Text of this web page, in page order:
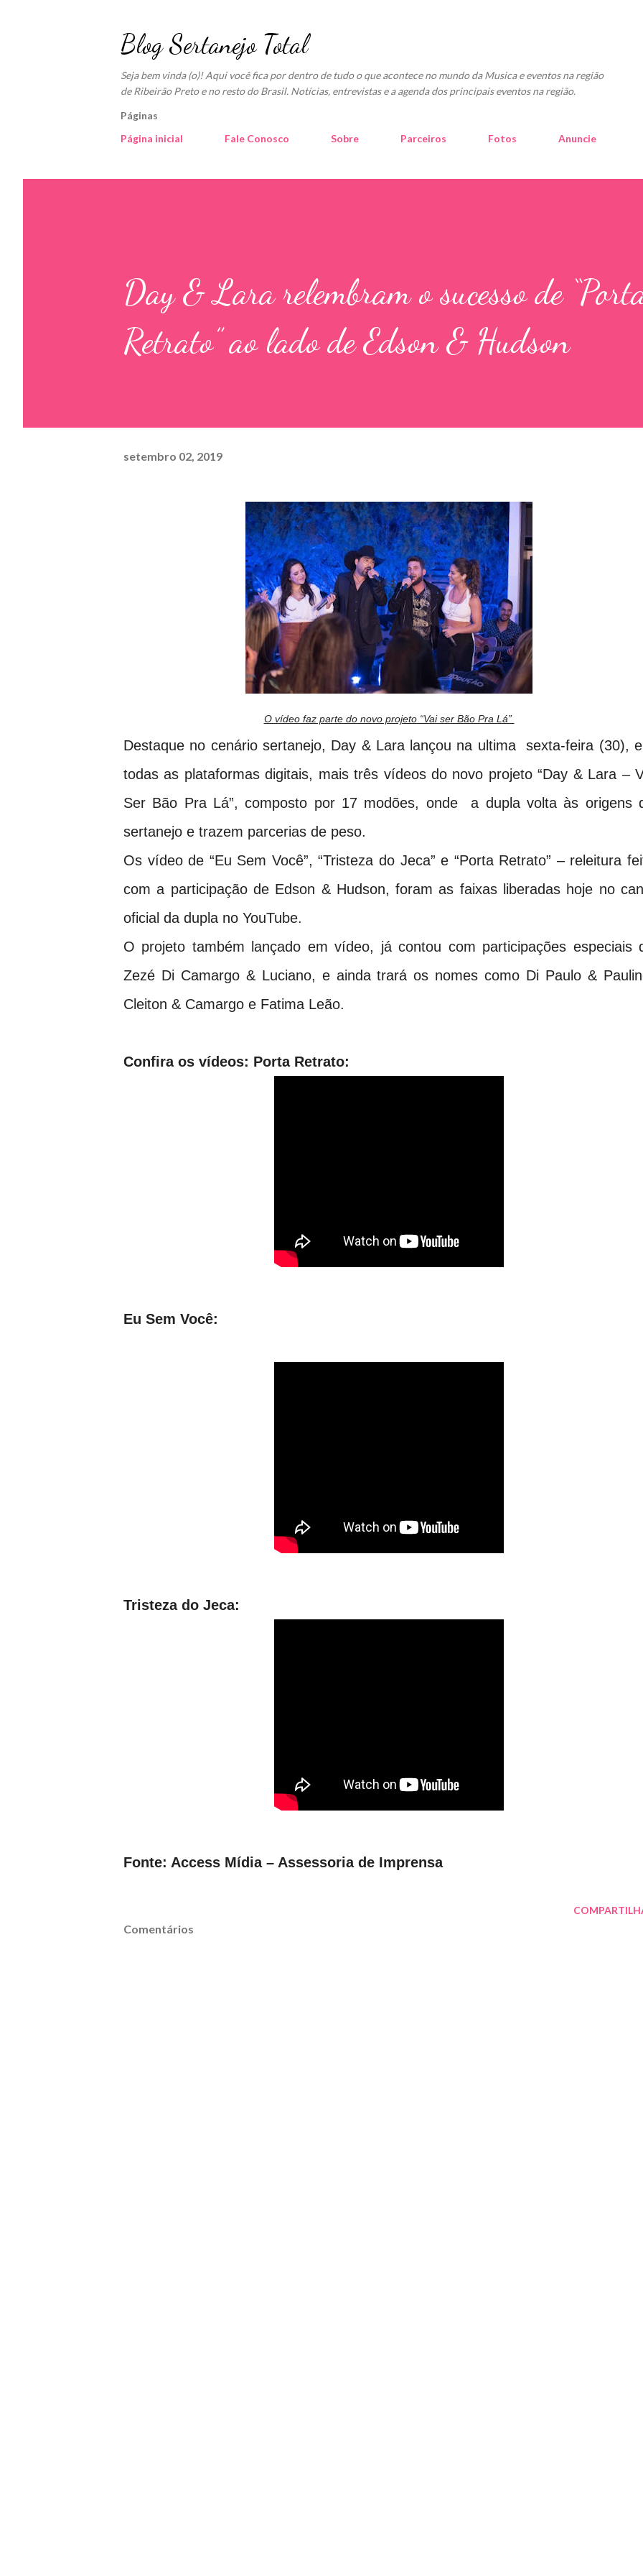
Blog Sertanejo Total
Seja bem vinda (o)! Aqui você fica por dentro de tudo o que acontece no mundo da Musica e eventos na região
de Ribeirão Preto e no resto do Brasil. Notícias, entrevistas e a agenda dos principais eventos na região.
Páginas
Página inicial
Fale Conosco Sobre Parceiros Fotos Anuncie
Day & Lara relembram o sucesso de
Retrato” ao lado de Edson & Hudson
setembro 02, 2019
O vídeo faz parte do novo projeto “Vai ser Bão Pra Lá”
Destaque no cenário sertanejo, Day & Lara lançou na ultima sexta-feira (30),
todas as plataformas digitais, mais três vídeos do novo projeto “Day & Lara –
Ser Bão Pra Lá”, composto por 17 modões, onde a dupla volta às origens
sertanejo e trazem parcerias de peso.
Os vídeo de “Eu Sem Você”, “Tristeza do Jeca” e “Porta Retrato” – releitura
com a participação de Edson & Hudson, foram as faixas liberadas hoje no
oficial da dupla no YouTube.
O projeto também lançado em vídeo, já contou com participações especiais
Zezé Di Camargo & Luciano, e ainda trará os nomes como Di Paulo &
Cleiton & Camargo e Fatima Leão.
Confira os vídeos: Porta Retrato:
Eu Sem Você:
Tristeza do Jeca:
Fonte: Access Mídia – Assessoria de Imprensa
Comentários